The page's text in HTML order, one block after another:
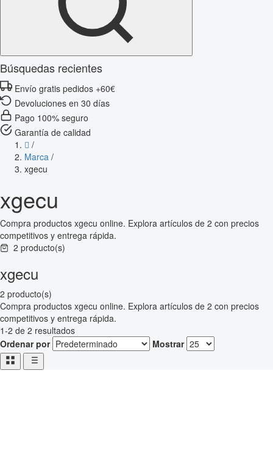
Búsquedas recientes
Envío gratis pedidos +60€
Devoluciones en 30 días
Pago 100% seguro
Garantía de calidad
/
Marca /
xgecu
xgecu
Compra productos xgecu online. Explora artículos de 2 con precios
competitivos y entrega rápida.
2 producto(s)
xgecu
2 producto(s)
Compra productos xgecu online. Explora artículos de 2 con precios
competitivos y entrega rápida.
1-2 de 2 resultados
Ordenar por
Mostrar